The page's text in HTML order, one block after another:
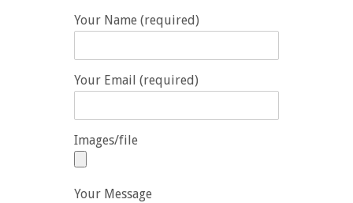
Your Name (required)
Your Email (required)
Images/file
Your Message